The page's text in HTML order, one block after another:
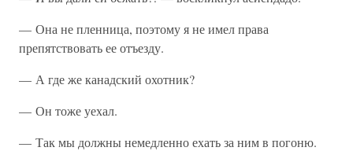
— Она не пленница, поэтому я не имел права
препятствовать ее отъезду.
— А где же канадский охотник?
— Он тоже уехал.
— Так мы должны немедленно ехать за ним в погоню.